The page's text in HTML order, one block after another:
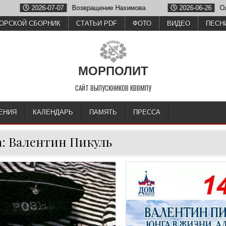
2026-07-07 Возвращение Нахимова 2026-06-26 Олег
СБОРНИК СТАТЬИ PDF ФОТО ВИДЕО
МОРПОЛИТ
САЙТ ВЫПУСКНИКОВ КВВМПУ
КАЛЕНДАРЬ ПАМЯТЬ ПРЕССА
Валентин Пикуль